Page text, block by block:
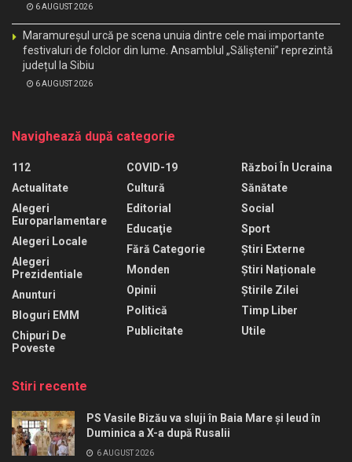
6 AUGUST 2026
Maramureșul urcă pe scena unuia dintre cele mai importante
festivaluri de folclor din lume. Ansamblul „Săliștenii” reprezintă
județul la Sibiu
6 AUGUST 2026
Navighează după categorie
112
Actualitate
Alegeri
Europarlamentare
Alegeri Locale
Alegeri
Prezidentiale
Anunturi
Bloguri EMM
Chipuri De
Poveste
COVID-19
Cultură
Editorial
Educaţie
Fără Categorie
Monden
Opinii
Politică
Publicitate
Război În Ucraina
Sănătate
Social
Sport
Știri Externe
Știri Naționale
Știrile Zilei
Timp Liber
Utile
Stiri recente
PS Vasile Bizău va sluji în Baia Mare și Ieud în
Duminica a X-a după Rusalii
6 AUGUST 2026